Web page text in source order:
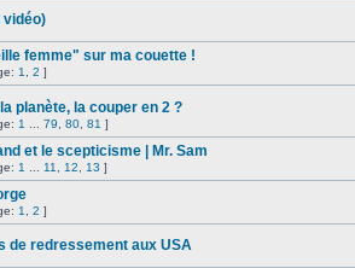
vidéo)
femme" sur ma couette !
1 2 ]
planète, la couper en 2 ?
1 79 80 81 ]
et le scepticisme | Mr. Sam
1 11 12 13 ]
1 2 ]
de redressement aux USA